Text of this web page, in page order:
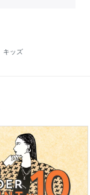
キッズ